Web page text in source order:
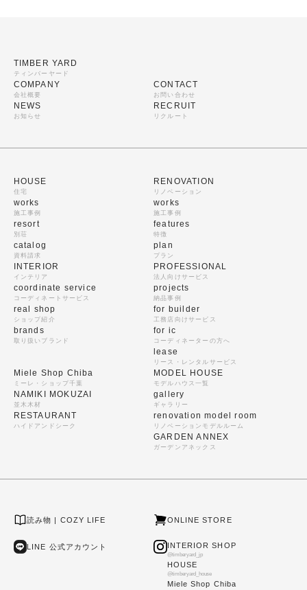
TIMBER YARD
ティンバーヤード
COMPANY
会社概要
NEWS
お知らせ
CONTACT
お問い合わせ
RECRUIT
リクルート
HOUSE
住宅
works
施工事例
resort
別荘
catalog
資料請求
RENOVATION
リノベーション
works
施工事例
features
特徴
plan
プラン
INTERIOR
インテリア
coordinate service
コーディネートサービス
real shop
ショップ紹介
brands
取り扱いブランド
PROFESSIONAL
法人向けサービス
projects
納品事例
for builder
工務店向けサービス
for ic
コーディネーターの方へ
lease
リース・レンタルサービス
Miele Shop Chiba
ミーレ・ショップ千葉
NAMIKI MOKUZAI
並木木材
RESTAURANT
ハイドアンドシーク
MODEL HOUSE
モデルハウス一覧
gallery
ギャラリー
renovation model room
リノベーションモデルルーム
GARDEN ANNEX
ガーデンアネックス
読み物 | COZY LIFE ONLINE STORE
LINE 公式アカウント INTERIOR SHOP
@timberyard_jp
HOUSE
@timberyard_house
Miele Shop Chiba